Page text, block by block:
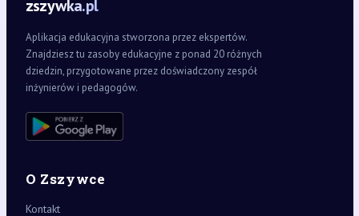
zszywka.pl
Aplikacja edukacyjna stworzona przez ekspertów.
Znajdziesz tu zasoby edukacyjne z ponad 20 różnych
dziedzin, przygotowane przez doświadczony zespół
inżynierów i pedagogów.
O Zszywce
Kontakt